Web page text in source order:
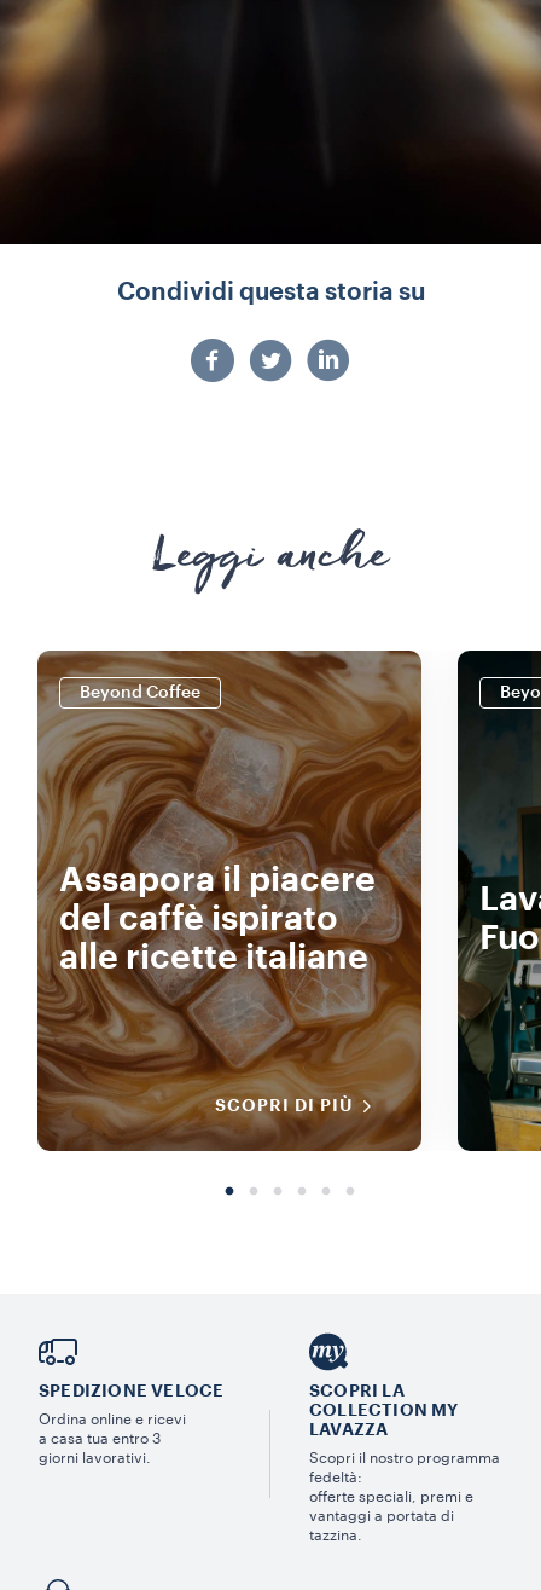
Condividi questa storia su
Leggi anche
Beyond Coffee
Assapora il piacere
del caffè ispirato
alle ricette italiane
SCOPRI DI PIÙ
SPEDIZIONE VELOCE
Ordina online e ricevi
a casa tua entro 3
giorni lavorativi.
SCOPRI LA
COLLECTION MY
LAVAZZA
Scopri il nostro programma
fedeltà:
offerte speciali, premi e
vantaggi a portata di
tazzina.